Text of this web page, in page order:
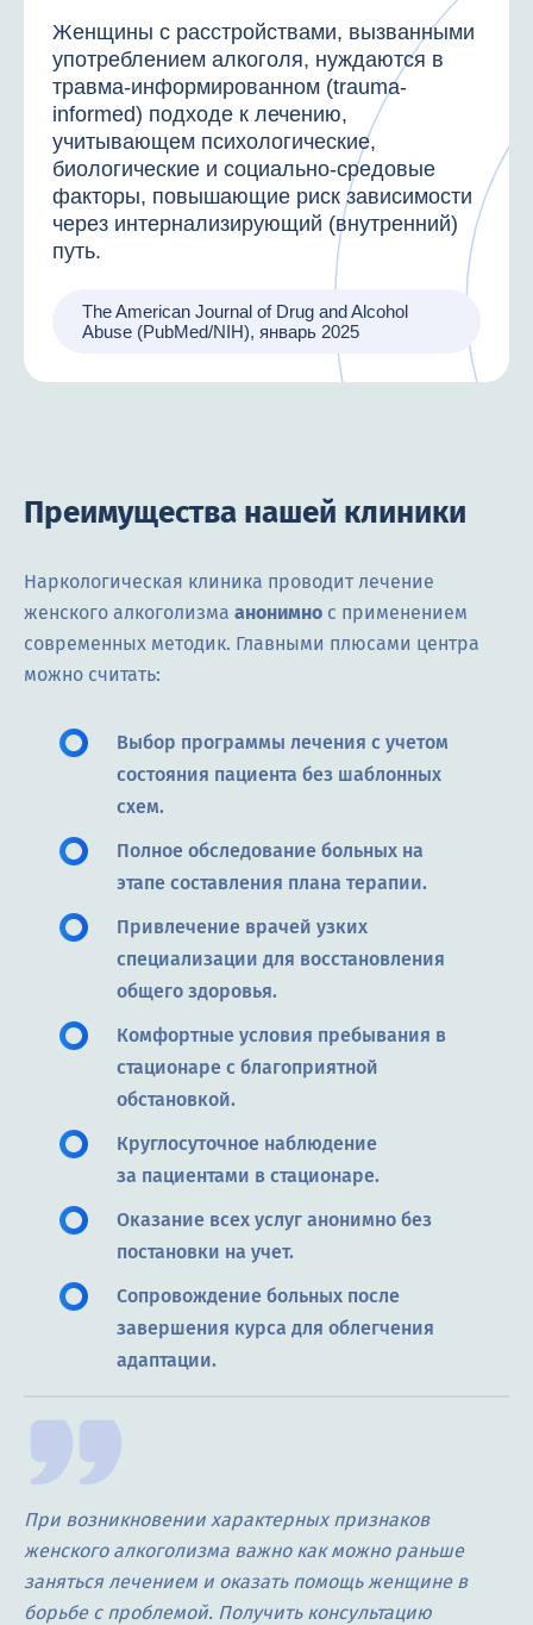
Женщины с расстройствами, вызванными
употреблением алкоголя, нуждаются в
травма-информированном (trauma-
informed) подходе к лечению,
учитывающем психологические,
биологические и социально-средовые
факторы, повышающие риск зависимости
через интернализирующий (внутренний)
путь.
The American Journal of Drug and Alcohol
Abuse (PubMed/NIH), январь 2025
Преимущества нашей клиники
Наркологическая клиника проводит лечение
женского алкоголизма анонимно с применением
современных методик. Главными плюсами центра
можно считать:
Выбор программы лечения с учетом
состояния пациента без шаблонных
схем.
Полное обследование больных на
этапе составления плана терапии.
Привлечение врачей узких
специализации для восстановления
общего здоровья.
Комфортные условия пребывания в
стационаре с благоприятной
обстановкой.
Круглосуточное наблюдение
за пациентами в стационаре.
Оказание всех услуг анонимно без
постановки на учет.
Сопровождение больных после
завершения курса для облегчения
адаптации.
При возникновении характерных признаков
женского алкоголизма важно как можно раньше
заняться лечением и оказать помощь женщине в
борьбе с проблемой. Получить консультацию